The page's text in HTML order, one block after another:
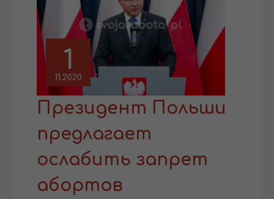
1
11.2020
Президент Польши
предлагает
ослабить запрет
абортов